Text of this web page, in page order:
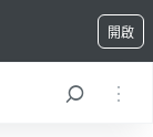
開啟